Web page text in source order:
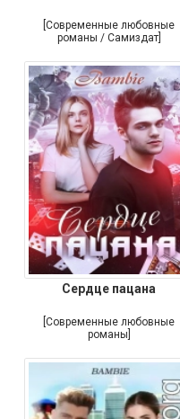
[Современные любовные
романы / Самиздат]
Сердце пацана
[Современные любовные
романы]